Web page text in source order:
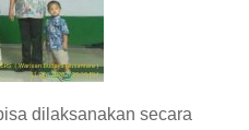
dilaksanakan secara